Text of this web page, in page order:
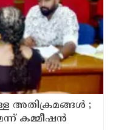
അതിക്രമങ്ങൾ ;
കമ്മീഷൻ